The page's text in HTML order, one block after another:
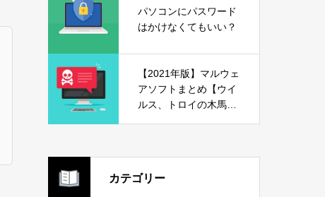
パソコンにパスワード
はかけなくてもいい？
【2021年版】マルウェ
アソフトまとめ【ウイ
ルス、トロイの木馬、
カテゴリー